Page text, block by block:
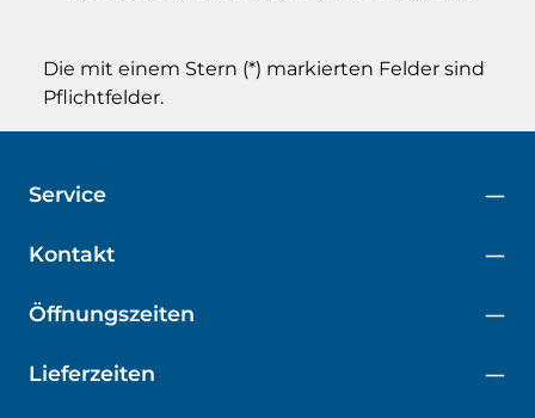
Die mit einem Stern (*) markierten Felder sind
Pflichtfelder.
Kontakt
Öffnungszeiten
Service
Lieferzeiten